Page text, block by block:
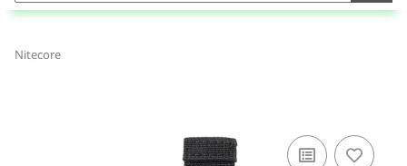
Nitecore